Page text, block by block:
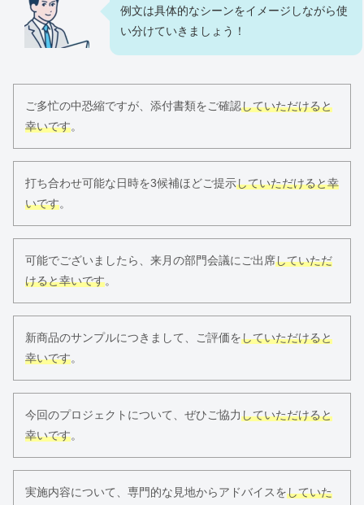
例文は具体的なシーンをイメージしながら使
い分けていきましょう！
ご多忙の中恐縮ですが、添付書類をご確認していただけると
幸いです。
打ち合わせ可能な日時を3候補ほどご提示していただけると幸
いです。
可能でございましたら、来月の部門会議にご出席していただ
けると幸いです。
新商品のサンプルにつきまして、ご評価をしていただけると
幸いです。
今回のプロジェクトについて、ぜひご協力していただけると
幸いです。
実施内容について、専門的な見地からアドバイスをしていた